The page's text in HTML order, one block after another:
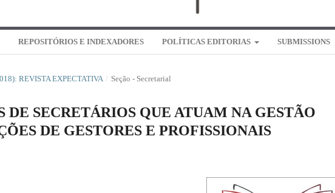
REPOSITÓRIOS E INDEXADORES POLÍTICAS EDITORIAS SUBMISSIONS
REVISTA EXPECTATIVA / Seção - Secretarial
DE SECRETÁRIOS QUE ATUAM NA GESTÃO
DE GESTORES E PROFISSIONAIS